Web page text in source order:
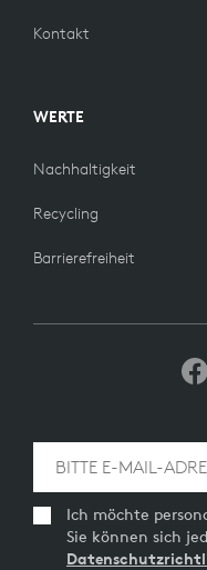
Kontakt
WERTE
Nachhaltigkeit
Recycling
Barrierefreiheit
Ich möchte
Sie können sich